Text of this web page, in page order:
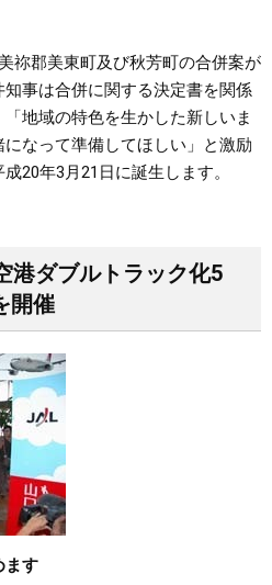
祢郡美東町及び秋芳町の合併案が
事は合併に関する決定書を関係
地域の特色を生かした新しいま
なって準備してほしい」と激励
20年3月21日に誕生します。
港ダブルトラック化5
開催
ます